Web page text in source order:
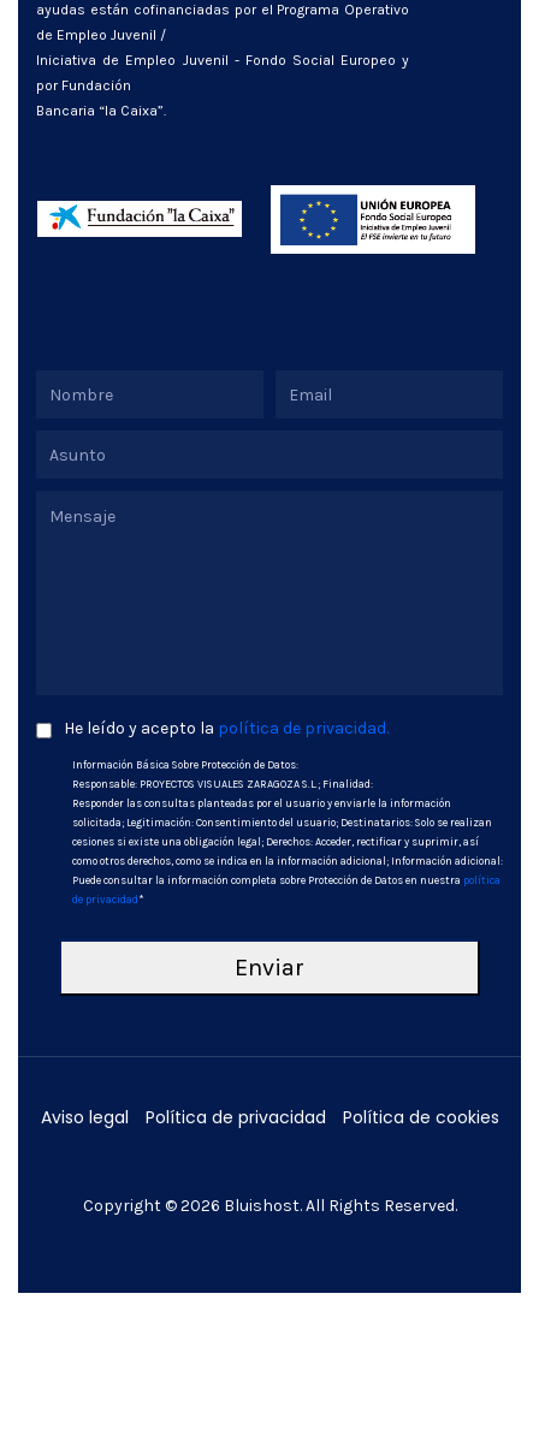
ayudas están cofinanciadas por el Programa Operativo
de Empleo Juvenil /
Iniciativa de Empleo Juvenil - Fondo Social Europeo y
por Fundación
Bancaria “la Caixa”.
He leído y acepto la política de privacidad.
Información Básica Sobre Protección de Datos:
Responsable: PROYECTOS VISUALES ZARAGOZA S.L.; Finalidad:
Responder las consultas planteadas por el usuario y enviarle la información
solicitada; Legitimación: Consentimiento del usuario; Destinatarios: Solo se realizan
cesiones si existe una obligación legal; Derechos: Acceder, rectificar y suprimir, así
como otros derechos, como se indica en la información adicional; Información adicional:
Puede consultar la información completa sobre Protección de Datos en nuestra política
de privacidad *
Copyright © 2026 Bluishost. All Rights Reserved.
Aviso legal Política de privacidad Política de cookies